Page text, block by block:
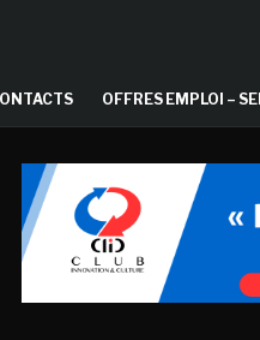
OFFRES EMPLOI –